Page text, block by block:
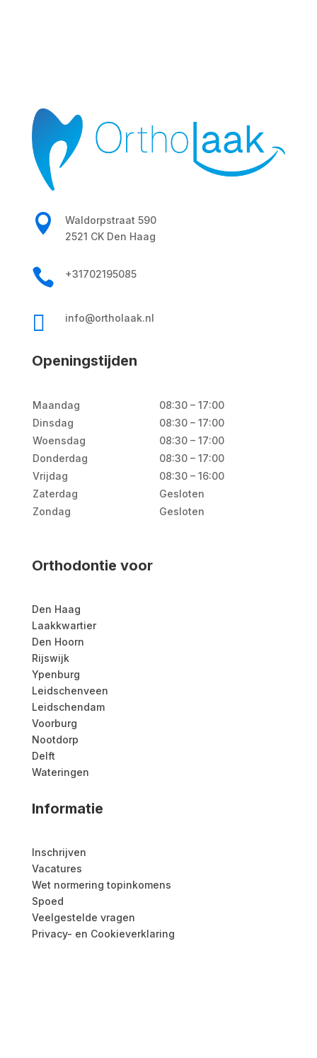

Waldorpstraat 590
2521 CK Den Haag
 +31702195085
 info@ortholaak.nl
Openingstijden
Maandag
08:30 – 17:00
Dinsdag
08:30 – 17:00
Woensdag
08:30 – 17:00
Donderdag
08:30 – 17:00
Vrijdag
08:30 – 16:00
Zaterdag
Gesloten
Zondag
Gesloten
Orthodontie voor
Den Haag
Laakkwartier
Den Hoorn
Rijswijk
Ypenburg
Leidschenveen
Leidschendam
Voorburg
Nootdorp
Delft
Wateringen
Informatie
Inschrijven
Vacatures
Wet normering topinkomens
Spoed
Veelgestelde vragen
Privacy- en Cookieverklaring